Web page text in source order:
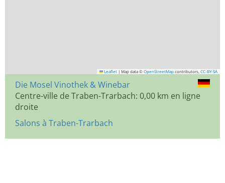
Leaflet | Map data © OpenStreetMap contributors, CC-BY-SA
Die Mosel Vinothek & Winebar
Centre-ville de Traben-Trarbach: 0,00 km en ligne
droite
Salons à Traben-Trarbach